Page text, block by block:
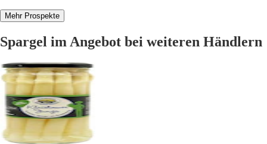
Mehr Prospekte
Spargel im Angebot bei weiteren Händlern